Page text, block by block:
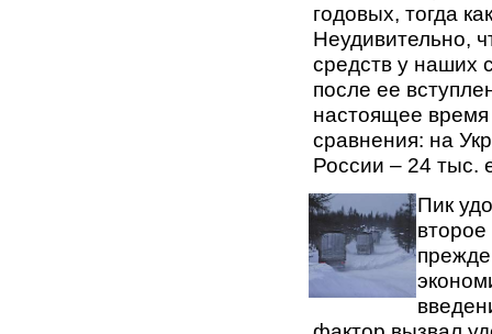
годовых, тогда
Неудивительно,
средств у наших
после ее
настоящее
сравнения: на
России – 24 тыс.
Пик